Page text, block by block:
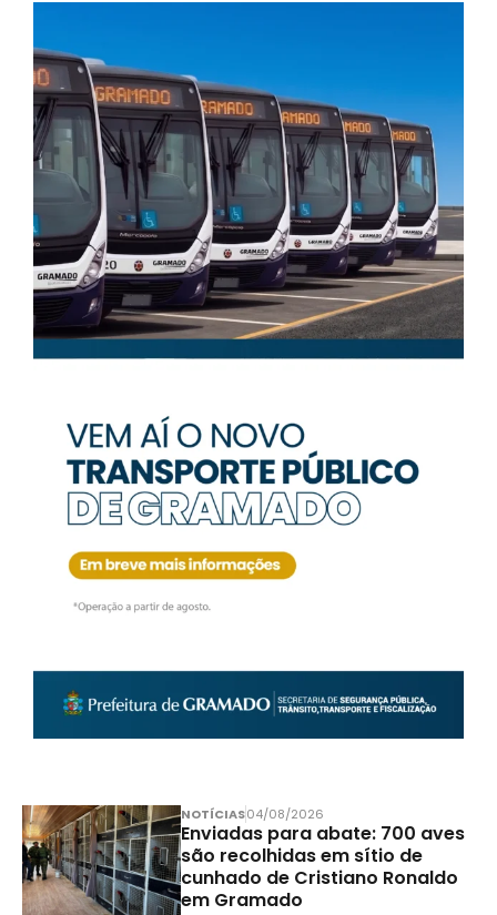
NOTÍCIAS04/08/2026
Enviadas para abate: 700 aves
são recolhidas em sítio de
cunhado de Cristiano Ronaldo
em Gramado